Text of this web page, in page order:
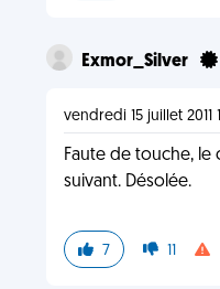
Exmor_Silver
vendredi 15 juillet 2011
Faute de touche,
suivant. Désolée.
7 11